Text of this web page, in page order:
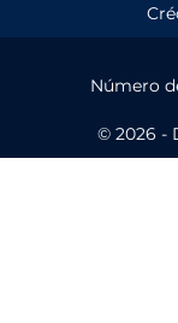
Número
© 2026 -